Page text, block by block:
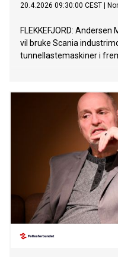
20.4.2026 09:30:00 CEST
FLEKKEFJORD:
vil bruke Scania
tunnellastemaskiner i